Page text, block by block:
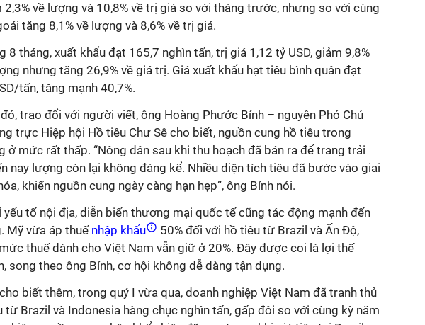
2,3% về lượng và 10,8% về trị giá so với tháng trước, nhưng so với cùng
tăng 8,1% về lượng và 8,6% về trị giá.
8 tháng, xuất khẩu đạt 165,7 nghìn tấn, trị giá 1,12 tỷ USD, giảm 9,8%
nhưng tăng 26,9% về giá trị. Giá xuất khẩu hạt tiêu bình quân đạt
tấn, tăng mạnh 40,7%.
trao đổi với người viết, ông Hoàng Phước Bính – nguyên Phó Chủ
trực Hiệp hội Hồ tiêu Chư Sê cho biết, nguồn cung hồ tiêu trong
ở mức rất thấp. “Nông dân sau khi thu hoạch đã bán ra để trang trải
nay lượng còn lại không đáng kể. Nhiều diện tích tiêu đã bước vào giai
khiến nguồn cung ngày càng hạn hẹp”, ông Bính nói.
yếu tố nội địa, diễn biến thương mại quốc tế cũng tác động mạnh đến
Mỹ vừa áp thuếnhập khẩu
50% đối với hồ tiêu từ Brazil và Ấn Độ,
thuế dành cho Việt Nam vẫn giữ ở 20%. Đây được coi là lợi thế
song theo ông Bính, cơ hội không dễ dàng tận dụng.
biết thêm, trong quý I vừa qua, doanh nghiệp Việt Nam đã tranh thủ
từ Brazil và Indonesia hàng chục nghìn tấn, gấp đôi so với cùng kỳ năm